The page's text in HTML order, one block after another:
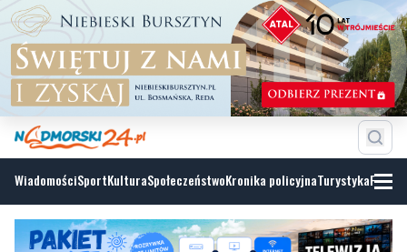
WiadomościSportKulturaSpołeczeństwoKronika policyjnaTurystyka